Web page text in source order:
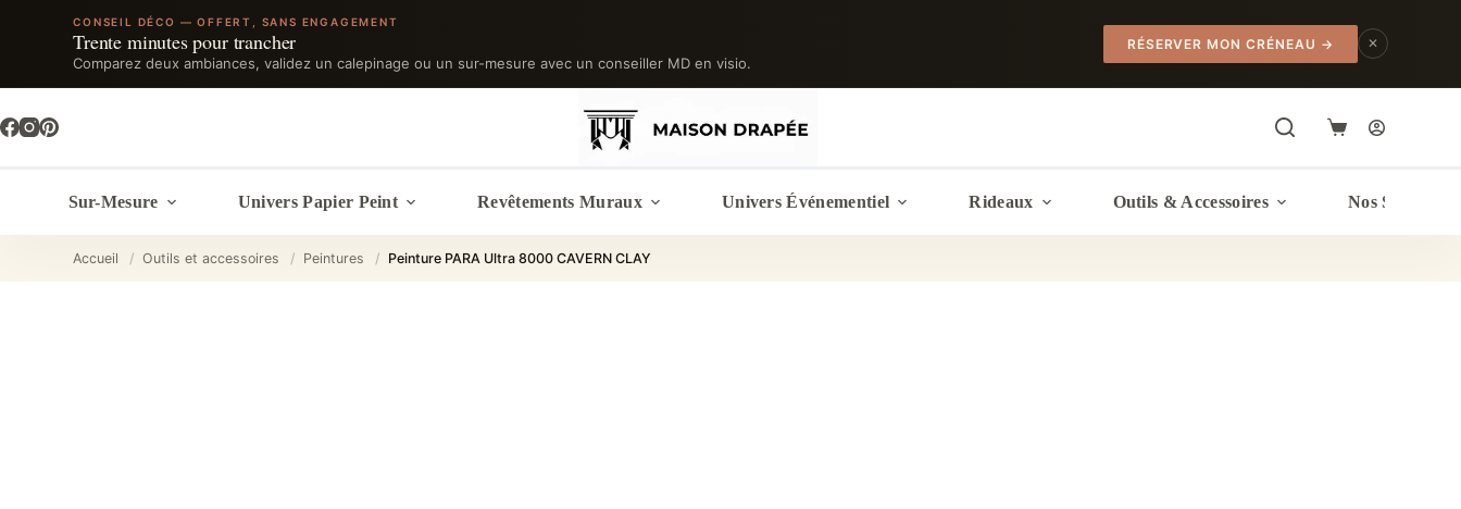
CONSEIL DÉCO — OFFERT, SANS ENGAGEMENT
Trente minutes pour trancher
Comparez deux ambiances, validez un calepinage ou un sur-mesure avec un conseiller MD en visio.
RÉSERVER MON CRÉNEAU → ✕
au
contenu
Panier
Sur-Mesure Univers Papier Peint Revêtements Muraux Univers Événementiel Rideaux Outils & Accessoires Nos Services
Accueil / Outils et accessoires / Peintures / Peinture PARA Ultra 8000 CAVERN CLAY